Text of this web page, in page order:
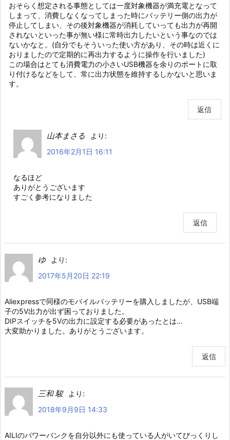
おそらく想定される事態としては一度対象機器が満充電となって
しまって、消費しなくなってしまった時にバッテリー側の出力が
停止してしまい、その後対象機器が消耗していっても出力が再開
されないといった事が無い様に常時出力したいという事なのでは
ないかなと。(自分でもそういった使い方があり、その時は近くに
おりましたので定期的に再出力するように操作を行いました)
この場合はとても消費電力の小さいUSB機器を余りのポートに取
り付けるなどをして、常に出力状態を維持するしかないと思いま
す。
返信
山本まさる
より:
2016年2月1日 16:11
なるほど
ありがとうございます
すごく参考になりました
返信
ゆ
より:
2017年5月20日 22:19
Aliexpressで同様のモバイルバッテリーを購入しましたが、USB端
子の5V出力が出ず困っておりました。
DIPスイッチを5Vの出力に設定する必要があったとは…
大変助かりました。ありがとうございます。
返信
三和 駿
より:
2018年9月9日 14:33
AILIのパワーバンクを自分以外にも使っている人がいてびっくりし